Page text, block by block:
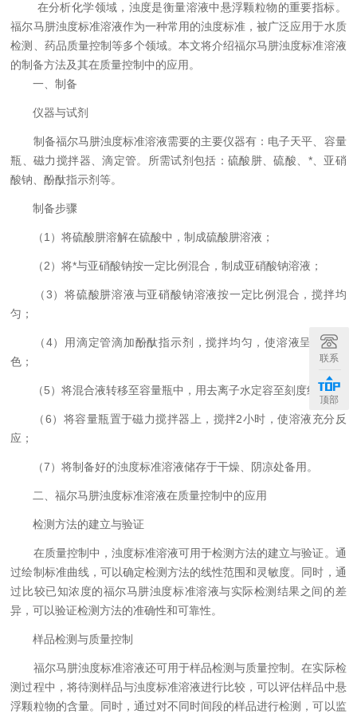
在分析化学领域，浊度是衡量溶液中悬浮颗粒物的重要指标。
福尔马肼浊度标准溶液作为一种常用的浊度标准，被广泛应用于水质
检测、药品质量控制等多个领域。本文将介绍福尔马肼浊度标准溶液
的制备方法及其在质量控制中的应用。
一、制备
仪器与试剂
制备福尔马肼浊度标准溶液需要的主要仪器有：电子天平、容量
瓶、磁力搅拌器、滴定管。所需试剂包括：硫酸肼、硫酸、*、亚硝
酸钠、酚酞指示剂等。
制备步骤
（1）将硫酸肼溶解在硫酸中，制成硫酸肼溶液；
（2）将*与亚硝酸钠按一定比例混合，制成亚硝酸钠溶液；
（3）将硫酸肼溶液与亚硝酸钠溶液按一定比例混合，搅拌均
匀；
（4）用滴定管滴加酚酞指示剂，搅拌均匀，使溶液呈现微红
色；
（5）将混合液转移至容量瓶中，用去离子水定容至刻度线；
（6）将容量瓶置于磁力搅拌器上，搅拌2小时，使溶液充分反
应；
（7）将制备好的浊度标准溶液储存于干燥、阴凉处备用。
二、福尔马肼浊度标准溶液在质量控制中的应用
检测方法的建立与验证
在质量控制中，浊度标准溶液可用于检测方法的建立与验证。通
过绘制标准曲线，可以确定检测方法的线性范围和灵敏度。同时，通
过比较已知浓度的福尔马肼浊度标准溶液与实际检测结果之间的差
异，可以验证检测方法的准确性和可靠性。
样品检测与质量控制
福尔马肼浊度标准溶液还可用于样品检测与质量控制。在实际检
测过程中，将待测样品与浊度标准溶液进行比较，可以评估样品中悬
浮颗粒物的含量。同时，通过对不同时间段的样品进行检测，可以监
联系
顶部